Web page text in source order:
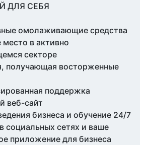
ДЛЯ СЕБЯ
омолаживающие средства
в активно
секторе
получающая восторженные
поддержка
веб-сайт
бизнеса и обучение 24/7
социальных сетях и ваше
приложение для бизнеса